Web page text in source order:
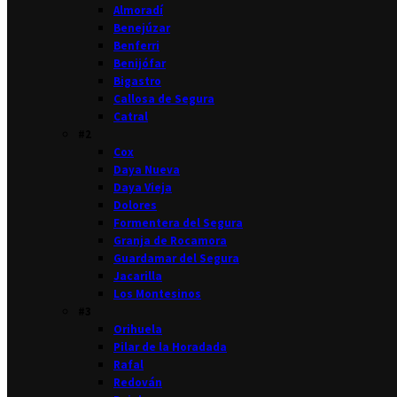
Almoradí
Benejúzar
Benferri
Benijófar
Bigastro
Callosa de Segura
Catral
Cox
Daya Nueva
Daya Vieja
Dolores
Formentera del Segura
Granja de Rocamora
Guardamar del Segura
Jacarilla
Los Montesinos
Orihuela
Pilar de la Horadada
Rafal
Redován